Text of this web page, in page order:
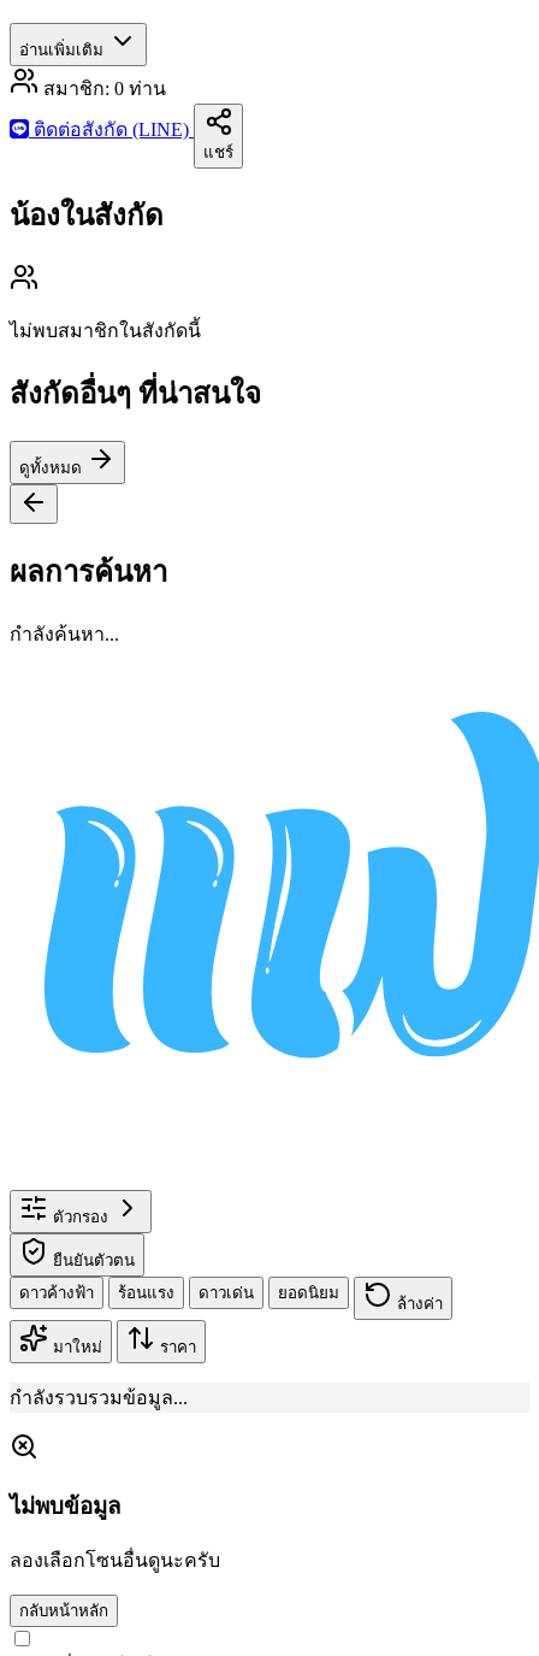
อ่านเพิ่มเติม
สมาชิก: 0 ท่าน
ติดต่อสังกัด (LINE)
แชร์
น้องในสังกัด
ไม่พบสมาชิกในสังกัดนี้
สังกัดอื่นๆ ที่น่าสนใจ
ดูทั้งหมด
ผลการค้นหา
กำลังค้นหา...
ตัวกรอง
ยืนยันตัวตน
ดาวค้างฟ้า
ร้อนแรง ดาวเด่น ยอดนิยม
ล้างค่า
มาใหม่ ราคา
กำลังรวบรวมข้อมูล...
ไม่พบข้อมูล
ลองเลือกโซนอื่นดูนะครับ
กลับหน้าหลัก